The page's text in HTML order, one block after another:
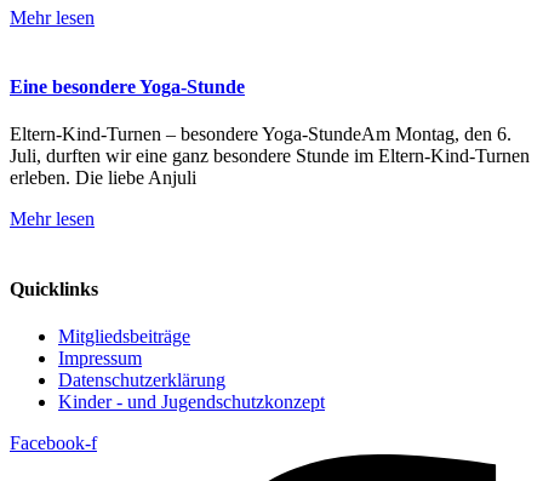
Mehr lesen
Eine besondere Yoga-Stunde
Eltern-Kind-Turnen – besondere Yoga-StundeAm Montag, den 6.
Juli, durften wir eine ganz besondere Stunde im Eltern-Kind-Turnen
erleben. Die liebe Anjuli
Mehr lesen
Quicklinks
Mitgliedsbeiträge
Impressum
Datenschutzerklärung
Kinder - und Jugendschutzkonzept
Facebook-f